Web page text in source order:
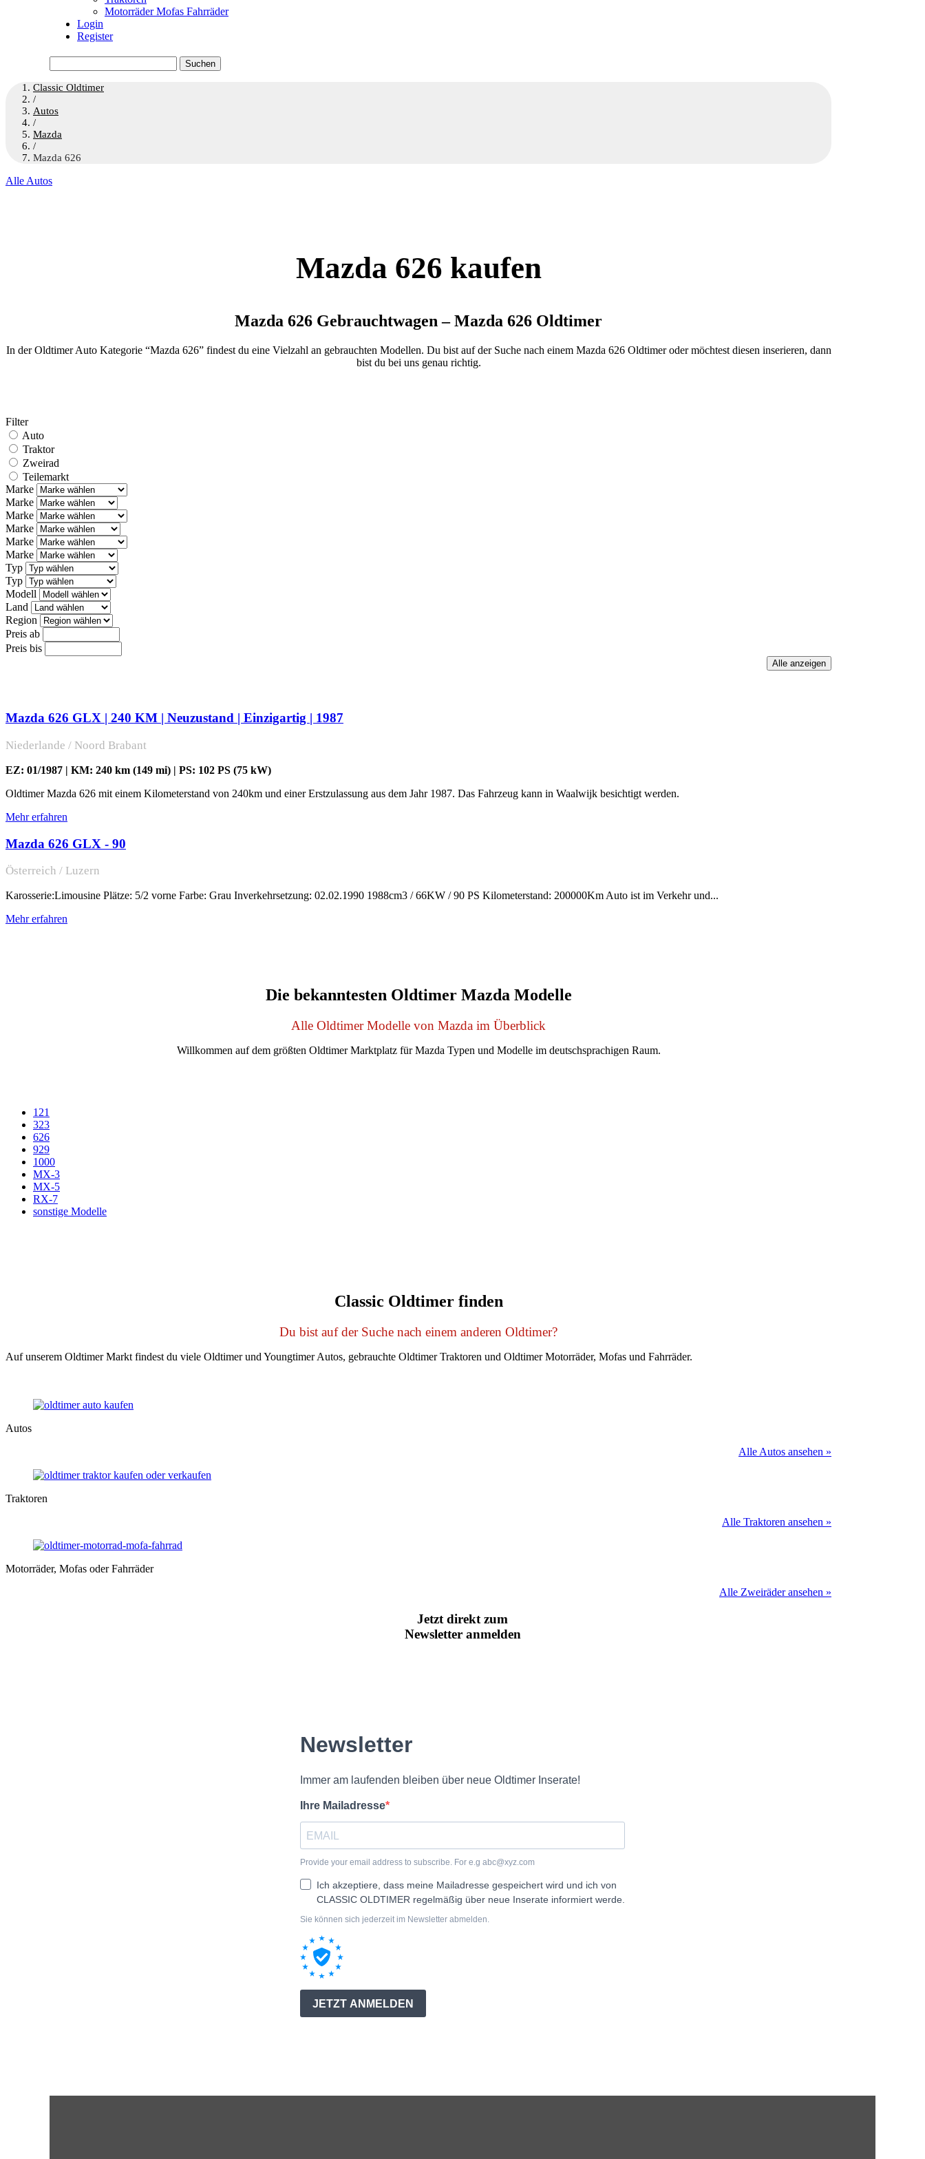
Motorräder Mofas Fahrräder
Login
Register
nach:
Classic Oldtimer
/
Autos
/
Mazda
/
Mazda 626
Alle Autos
Mazda 626 kaufen
Mazda 626 Gebrauchtwagen – Mazda 626 Oldtimer
In der Oldtimer Auto Kategorie “Mazda 626” findest du eine Vielzahl an gebrauchten Modellen. Du bist auf der Suche nach einem Mazda 626 Oldtimer oder möchtest diesen inserieren, dann
bist du bei uns genau richtig.
Filter
Auto
Traktor
Zweirad
Teilemarkt
Marke
Marke
Marke
Marke
Marke
Marke
Typ
Typ
Modell
Land
Region
Preis ab
Preis bis
Mazda 626 GLX | 240 KM | Neuzustand | Einzigartig | 1987
Niederlande / Noord Brabant
EZ: 01/1987 | KM: 240 km (149 mi) | PS: 102 PS (75 kW)
Oldtimer Mazda 626 mit einem Kilometerstand von 240km und einer Erstzulassung aus dem Jahr 1987. Das Fahrzeug kann in Waalwijk besichtigt werden.
Mehr erfahren
Mazda 626 GLX - 90
Österreich / Luzern
Karosserie:Limousine Plätze: 5/2 vorne Farbe: Grau Inverkehrsetzung: 02.02.1990 1988cm3 / 66KW / 90 PS Kilometerstand: 200000Km Auto ist im Verkehr und...
Mehr erfahren
Die bekanntesten Oldtimer Mazda Modelle
Alle Oldtimer Modelle von Mazda im Überblick
Willkommen auf dem größten Oldtimer Marktplatz für Mazda Typen und Modelle im deutschsprachigen Raum.
121
323
626
929
1000
MX-3
MX-5
RX-7
sonstige Modelle
Classic Oldtimer finden
Du bist auf der Suche nach einem anderen Oldtimer?
Auf unserem Oldtimer Markt findest du viele Oldtimer und Youngtimer Autos, gebrauchte Oldtimer Traktoren und Oldtimer Motorräder, Mofas und Fahrräder.
Autos
Alle Autos ansehen »
Traktoren
Alle Traktoren ansehen »
Motorräder, Mofas oder Fahrräder
Alle Zweiräder ansehen »
Jetzt direkt zum
Newsletter anmelden